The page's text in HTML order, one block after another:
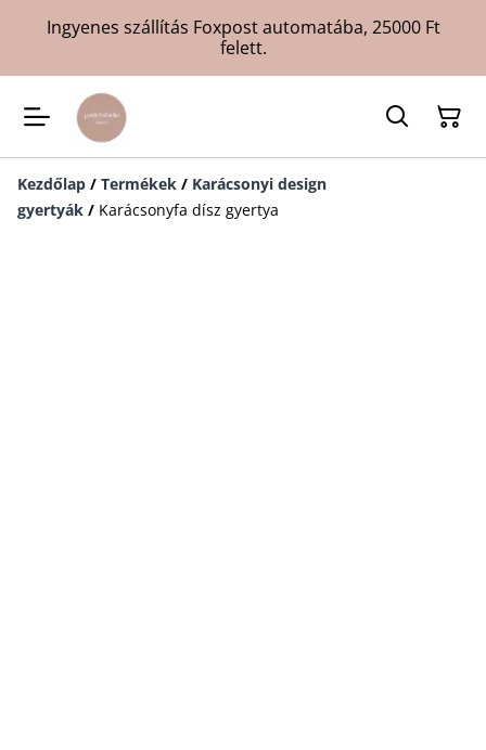
Ingyenes szállítás Foxpost automatába, 25000 Ft
felett.
Kezdőlap / Termékek / Karácsonyi design
gyertyák / Karácsonyfa dísz gyertya